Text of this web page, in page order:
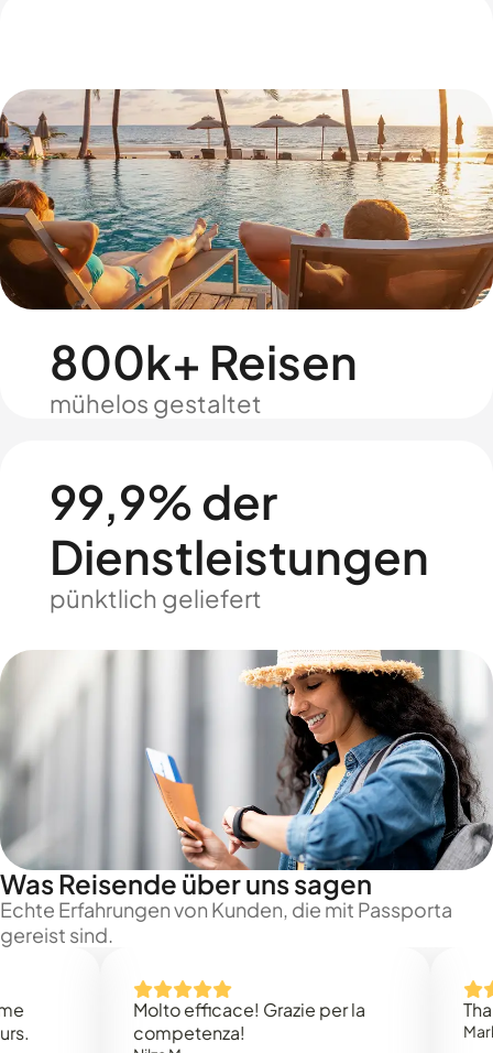
800k+ Reisen
mühelos gestaltet
99,9% der
Dienstleistungen
pünktlich geliefert
Was Reisende über uns sagen
Echte Erfahrungen von Kunden, die mit Passporta
gereist sind.
Molto efficace! Grazie per la
competenza!
Thank
Mark N.